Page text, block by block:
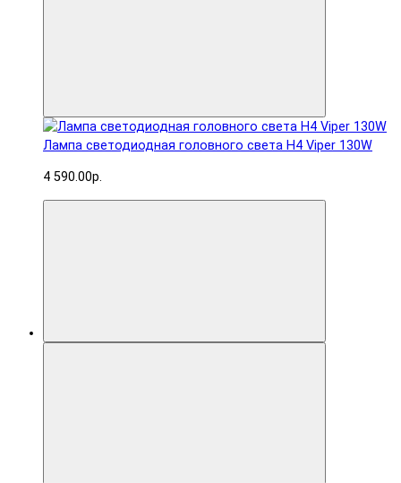
Лампа светодиодная головного света H4 Viper 130W
4 590.00р.